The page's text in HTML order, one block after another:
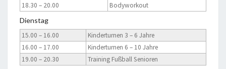
18.30 – 20.00
Bodyworkout
Dienstag
15.00 – 16.00
Kinderturnen 3 – 6 Jahre
16.00 – 17.00
Kinderturnen 6 – 10 Jahre
19.00 – 20.30
Training Fußball Senioren